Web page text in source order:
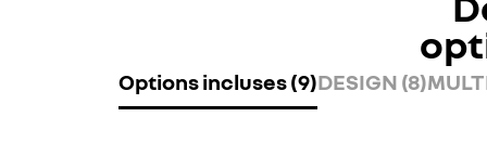
Options incluses (9)DESIGN (8)